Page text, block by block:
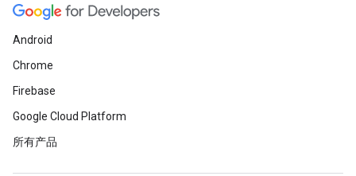
Android
Chrome
Firebase
Google Cloud Platform
所有产品